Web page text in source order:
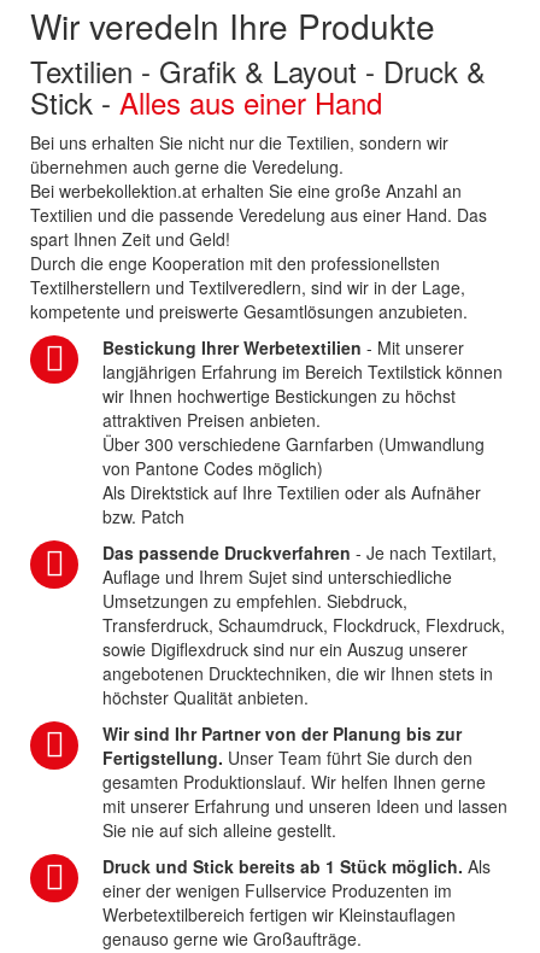
Wir veredeln Ihre Produkte
Textilien - Grafik & Layout - Druck &
Stick - Alles aus einer Hand
Bei uns erhalten Sie nicht nur die Textilien, sondern wir
übernehmen auch gerne die Veredelung.
Bei werbekollektion.at erhalten Sie eine große Anzahl an
Textilien und die passende Veredelung aus einer Hand. Das
spart Ihnen Zeit und Geld!
Durch die enge Kooperation mit den professionellsten
Textilherstellern und Textilveredlern, sind wir in der Lage,
kompetente und preiswerte Gesamtlösungen anzubieten.
Bestickung Ihrer Werbetextilien - Mit unserer
langjährigen Erfahrung im Bereich Textilstick können
wir Ihnen hochwertige Bestickungen zu höchst
attraktiven Preisen anbieten.
Über 300 verschiedene Garnfarben (Umwandlung
von Pantone Codes möglich)
Als Direktstick auf Ihre Textilien oder als Aufnäher
bzw. Patch
Das passende Druckverfahren - Je nach Textilart,
Auflage und Ihrem Sujet sind unterschiedliche
Umsetzungen zu empfehlen. Siebdruck,
Transferdruck, Schaumdruck, Flockdruck, Flexdruck,
sowie Digiflexdruck sind nur ein Auszug unserer
angebotenen Drucktechniken, die wir Ihnen stets in
höchster Qualität anbieten.
Wir sind Ihr Partner von der Planung bis zur
Fertigstellung. Unser Team führt Sie durch den
gesamten Produktionslauf. Wir helfen Ihnen gerne
mit unserer Erfahrung und unseren Ideen und lassen
Sie nie auf sich alleine gestellt.
Druck und Stick bereits ab 1 Stück möglich. Als
einer der wenigen Fullservice Produzenten im
Werbetextilbereich fertigen wir Kleinstauflagen
genauso gerne wie Großaufträge.